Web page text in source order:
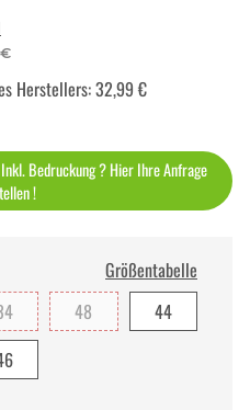
Herstellers:32,99 €
Bedruckung ? Hier Ihre Anfrage
!
Größentabelle
48
44